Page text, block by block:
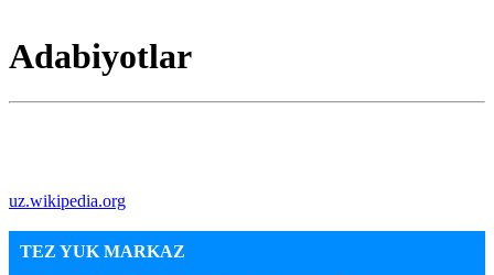
Adabiyotlar
uz.wikipedia.org
TEZ YUK MARKAZ